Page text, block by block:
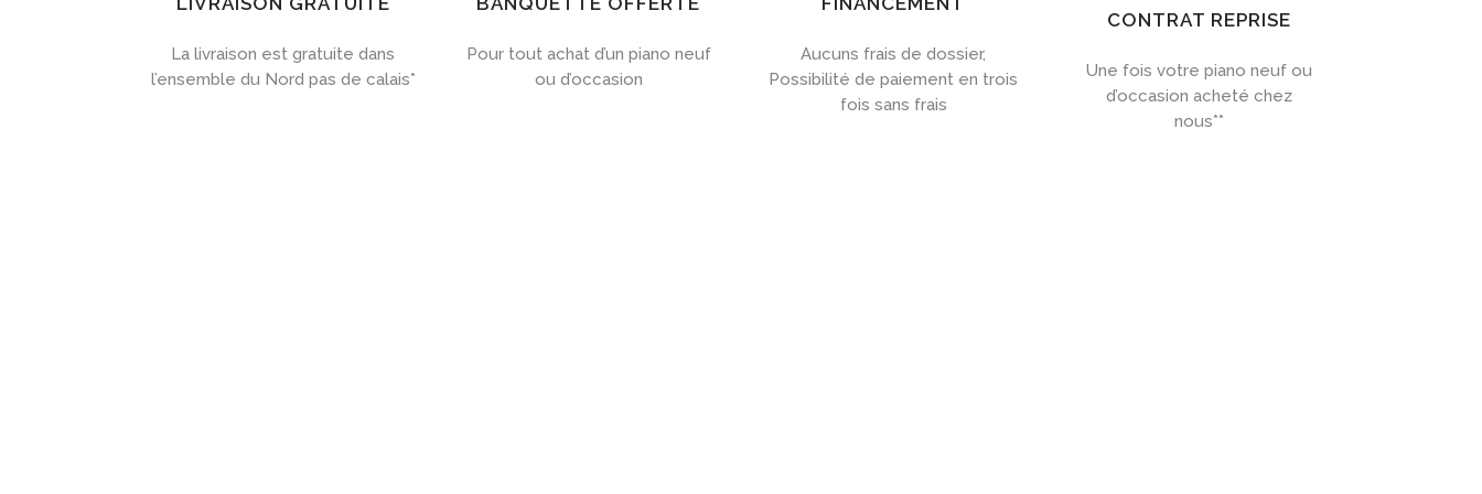
La livraison est gratuite dans
l’ensemble du Nord pas de calais*
Pour tout achat d’un piano neuf
ou d’occasion
Aucuns frais de dossier,
Possibilité de paiement en trois
fois sans frais
CONTRAT REPRISE
Une fois votre piano neuf ou
d’occasion acheté chez
nous**